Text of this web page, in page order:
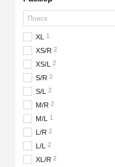
XL 1
XS/R 2
XS/L 2
S/R 2
S/L 2
M/R 2
M/L 1
L/R 2
L/L 2
XL/R 2